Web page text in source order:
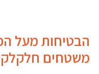
הבטיחות מעל
משטחים